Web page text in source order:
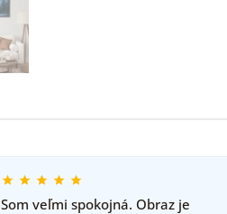
Som veľmi spokojná. Obraz je